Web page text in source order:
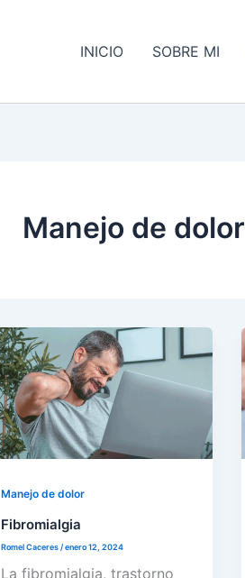
INICIO SOBRE MI
Manejo de dolor
Manejo de dolor
Fibromialgia
Romel Caceres/enero 12, 2024
La fibromialgia, trastorno